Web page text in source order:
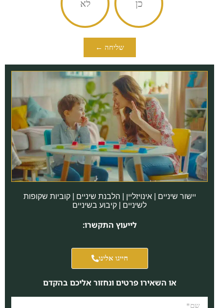
כן לא
שליחה ←
יישור שיניים | אינויזליין | הלבנת שיניים | קוביות שקופות
לשיניים | קיבוע בשיניים
לייעוץ התקשרו:
חייגו אלינו
או השאירו פרטים ונחזור אליכם בהקדם